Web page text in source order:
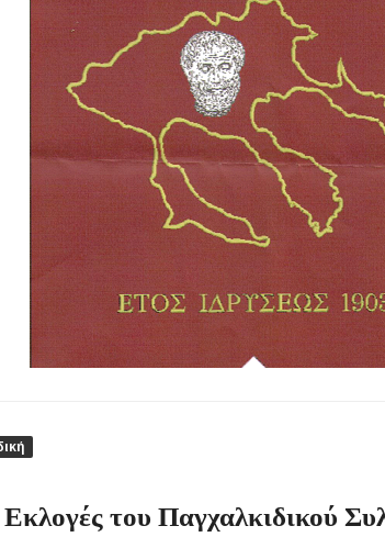
Μουδανιών στον Πολύγυρο– Δικαίωση της
με τον νέο νόμο για ύδρευση και αποχέτευση
παραλία Σίβηρης
– Πότε και πού θα σημειωθούν
για δήμους της Κεντρικής Μακεδονίας
του Παγχαλκιδικού